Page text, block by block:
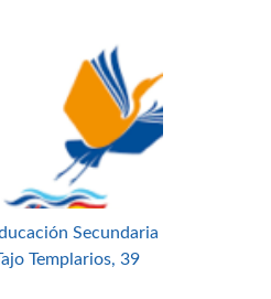
Secundaria
Templarios, 39